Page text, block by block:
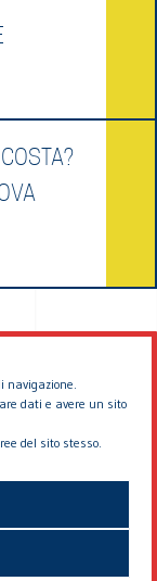
navigazione.
dati e avere un sito
del sito stesso.